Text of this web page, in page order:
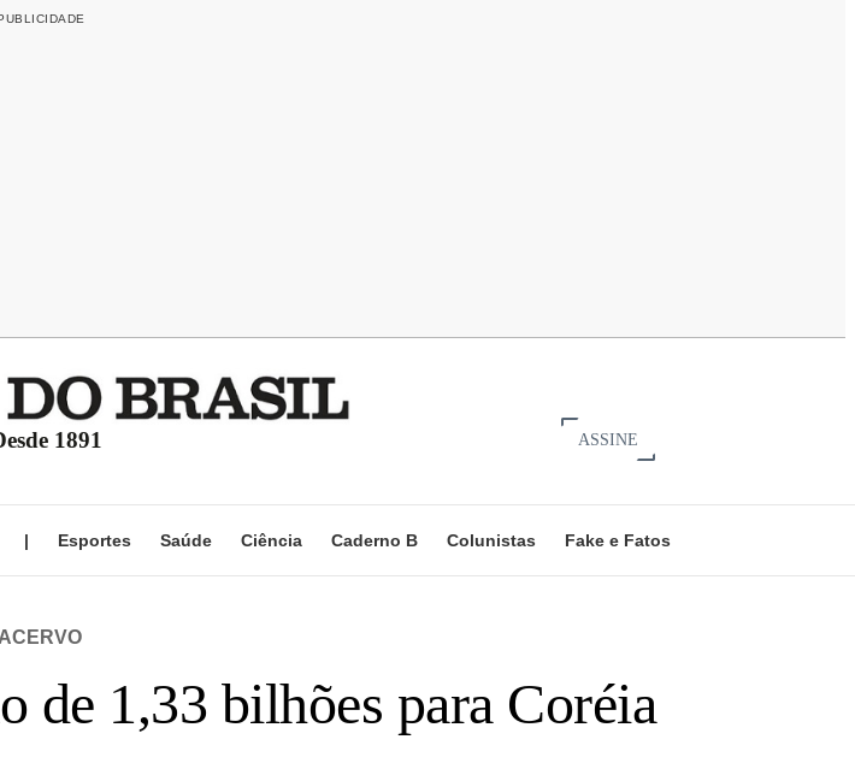
1891 ASSINE
| Esportes Saúde Ciência Caderno B Colunistas Fake e Fatos
ACERVO
de 1,33 bilhões para Coréia